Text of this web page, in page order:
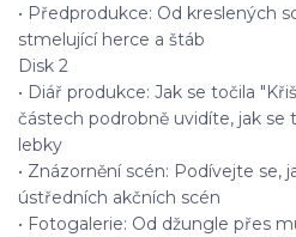
• Předprodukce: Od kreslených
stmelující herce a štáb
Disk 2
• Diář produkce: Jak se točila
částech podrobně uvidíte, jak se
lebky
• Znázornění scén: Podívejte se,
ústředních akčních scén
• Fotogalerie: Od džungle přes